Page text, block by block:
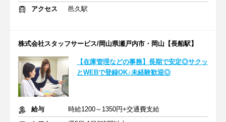
アクセス
邑久駅
株式会社スタッフサービス/岡山県瀬戸内市・岡山【長船駅】
【在庫管理などの事務】長期で安定◎サクッ
とWEBで登録OK♪未経験歓迎◎
給与
時給1200～1350円+交通費支給